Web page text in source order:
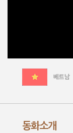
베트남
동화소개